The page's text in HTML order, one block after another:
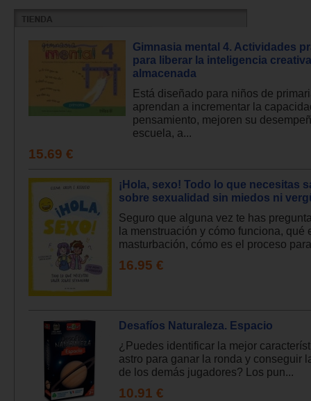
Gimnasia mental 4. Actividades
para liberar la inteligencia creativa
almacenada
Está diseñado para niños de
aprendan a incrementar la
pensamiento, mejoren su
escuela, a...
15.69 €
¡Hola, sexo! Todo lo que necesitas
sobre sexualidad sin miedos ni
Seguro que alguna vez te has
la menstruación y cómo funciona, qué
masturbación, cómo es el proceso
16.95 €
Desafíos Naturaleza. Espacio
¿Puedes identificar la mejor
astro para ganar la ronda y conseguir
de los demás jugadores? Los pun...
10.91 €